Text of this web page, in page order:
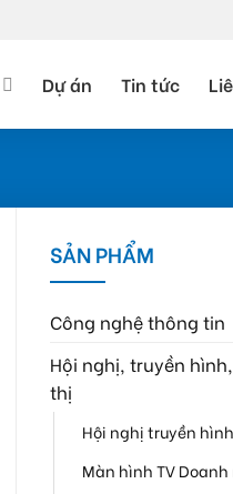
Dự án Tin tức
SẢN PHẨM
Công nghệ thông tin
Hội nghị, truyền
thị
Hội nghị truyền hình
Màn hình TV